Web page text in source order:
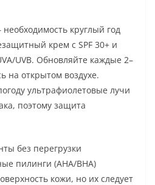
круглый год
крем с SPF 30+ и
UVB. Обновляйте каждые 2–
на открытом воздухе.
ультрафиолетовые лучи
поэтому защита
без перегрузки
пилинги (AHA/BHA)
кожи, но их следует